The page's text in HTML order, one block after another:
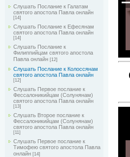
Слушать Послание к Галатам
святого апостола Павла онлайн
[14]
Слушать Послание к Ефесянам
святого апостола Павла онлайн
[14]
Слушать Послание к
Филиппийцам святого апостола
Павла онлайн [12]
Слушать Послание к Колоссянам
святого апостола Павла онлайн
[12]
Слушать Первое послание к
Фессалоникийцам (Солунянам)
святого апостола Павла онлайн
[13]
Слушать Второе послание к
Фессалоникийцам (Солунянам)
святого апостола Павла онлайн
[11]
Слушать Первое послание к
Тимофею святого апостола Павла
онлайн [14]